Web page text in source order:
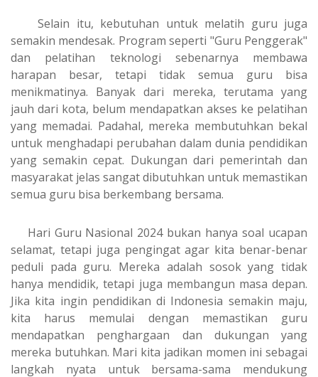
Selain itu, kebutuhan untuk melatih guru juga
semakin mendesak. Program seperti "Guru Penggerak"
dan pelatihan teknologi sebenarnya membawa
harapan besar, tetapi tidak semua guru bisa
menikmatinya. Banyak dari mereka, terutama yang
jauh dari kota, belum mendapatkan akses ke pelatihan
yang memadai. Padahal, mereka membutuhkan bekal
untuk menghadapi perubahan dalam dunia pendidikan
yang semakin cepat. Dukungan dari pemerintah dan
masyarakat jelas sangat dibutuhkan untuk memastikan
semua guru bisa berkembang bersama.
Hari Guru Nasional 2024 bukan hanya soal ucapan
selamat, tetapi juga pengingat agar kita benar-benar
peduli pada guru. Mereka adalah sosok yang tidak
hanya mendidik, tetapi juga membangun masa depan.
Jika kita ingin pendidikan di Indonesia semakin maju,
kita harus memulai dengan memastikan guru
mendapatkan penghargaan dan dukungan yang
mereka butuhkan. Mari kita jadikan momen ini sebagai
langkah nyata untuk bersama-sama mendukung